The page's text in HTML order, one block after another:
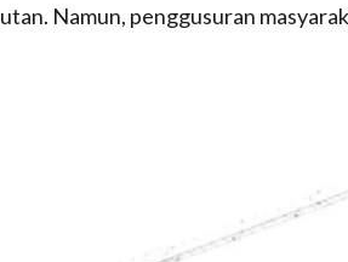
Namun, penggusuran